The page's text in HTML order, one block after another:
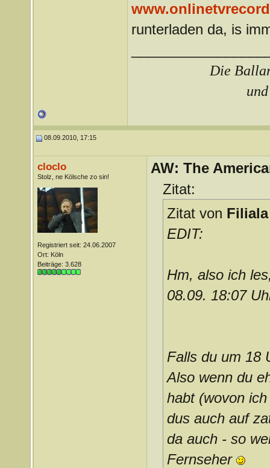
www.
runterladen da, is
Die
08.09.2010, 17:15
cloclo
Stolz, ne Kölsche zo sin!
Registriert seit: 24.06.2007
Ort: Köln
Beiträge: 3.628
AW: The
Zitat:
Zitat von Filiala
EDIT:
Hm, also ich
08.09. 18:07
Falls du um 18
Also wenn du
habt (wovon
dus auch auf
da auch - so
Fernseher